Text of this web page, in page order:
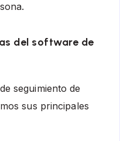
del software de
seguimiento de
sus principales